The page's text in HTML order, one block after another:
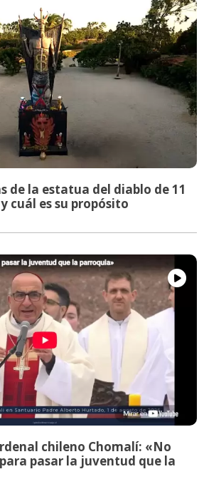
de la estatua del diablo de 11
cuál es su propósito
chileno Chomalí: «No
pasar la juventud que la